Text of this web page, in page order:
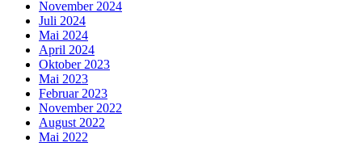
November 2024
Juli 2024
Mai 2024
April 2024
Oktober 2023
Mai 2023
Februar 2023
November 2022
August 2022
Mai 2022